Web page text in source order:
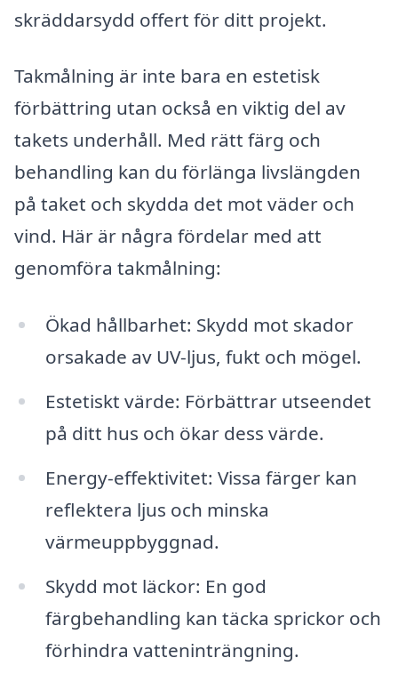
skräddarsydd offert för ditt projekt.
Takmålning är inte bara en estetisk
förbättring utan också en viktig del av
takets underhåll. Med rätt färg och
behandling kan du förlänga livslängden
på taket och skydda det mot väder och
vind. Här är några fördelar med att
genomföra takmålning:
Ökad hållbarhet: Skydd mot skador
orsakade av UV-ljus, fukt och mögel.
Estetiskt värde: Förbättrar utseendet
på ditt hus och ökar dess värde.
Energy-effektivitet: Vissa färger kan
reflektera ljus och minska
värmeuppbyggnad.
Skydd mot läckor: En god
färgbehandling kan täcka sprickor och
förhindra vatteninträngning.